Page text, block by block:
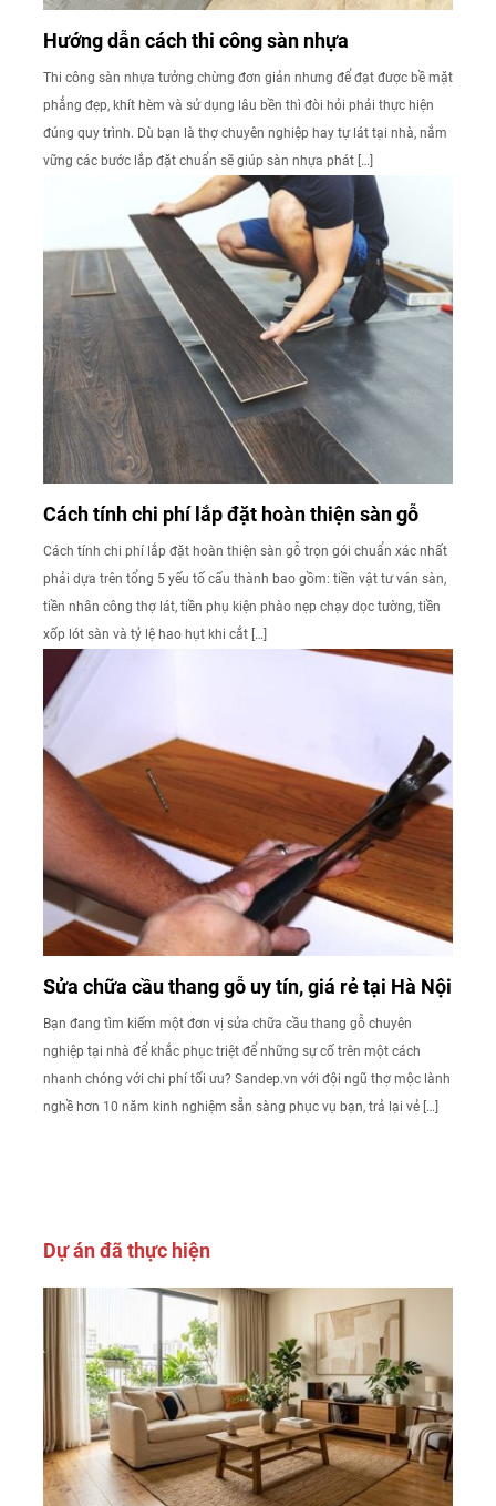
Hướng dẫn cách thi công sàn nhựa
Thi công sàn nhựa tưởng chừng đơn giản nhưng để đạt được bề mặt
phẳng đẹp, khít hèm và sử dụng lâu bền thì đòi hỏi phải thực hiện
đúng quy trình. Dù bạn là thợ chuyên nghiệp hay tự lát tại nhà, nắm
vững các bước lắp đặt chuẩn sẽ giúp sàn nhựa phát […]
Cách tính chi phí lắp đặt hoàn thiện sàn gỗ
Cách tính chi phí lắp đặt hoàn thiện sàn gỗ trọn gói chuẩn xác nhất
phải dựa trên tổng 5 yếu tố cấu thành bao gồm: tiền vật tư ván sàn,
tiền nhân công thợ lát, tiền phụ kiện phào nẹp chạy dọc tường, tiền
xốp lót sàn và tỷ lệ hao hụt khi cắt […]
Sửa chữa cầu thang gỗ uy tín, giá rẻ tại Hà Nội
Bạn đang tìm kiếm một đơn vị sửa chữa cầu thang gỗ chuyên
nghiệp tại nhà để khắc phục triệt để những sự cố trên một cách
nhanh chóng với chi phí tối ưu? Sandep.vn với đội ngũ thợ mộc lành
nghề hơn 10 năm kinh nghiệm sẵn sàng phục vụ bạn, trả lại vẻ […]
Dự án đã thực hiện